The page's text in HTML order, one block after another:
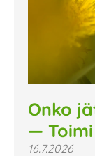
Onko
—
16.7.2026